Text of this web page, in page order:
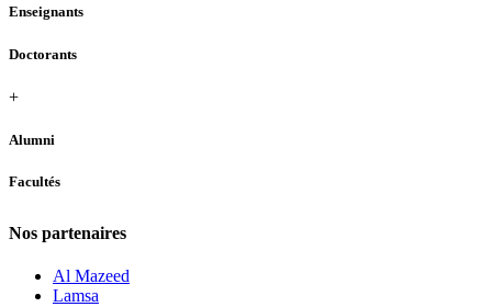
Enseignants
Doctorants
+
Alumni
Facultés
Nos partenaires
Al Mazeed
Lamsa